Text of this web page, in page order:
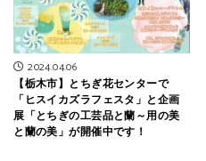
2024.04.06
【栃木市】とちぎ花センターで
「ヒスイカズラフェスタ」と企画
展「とちぎの工芸品と蘭～用の美
と蘭の美」が開催中です！